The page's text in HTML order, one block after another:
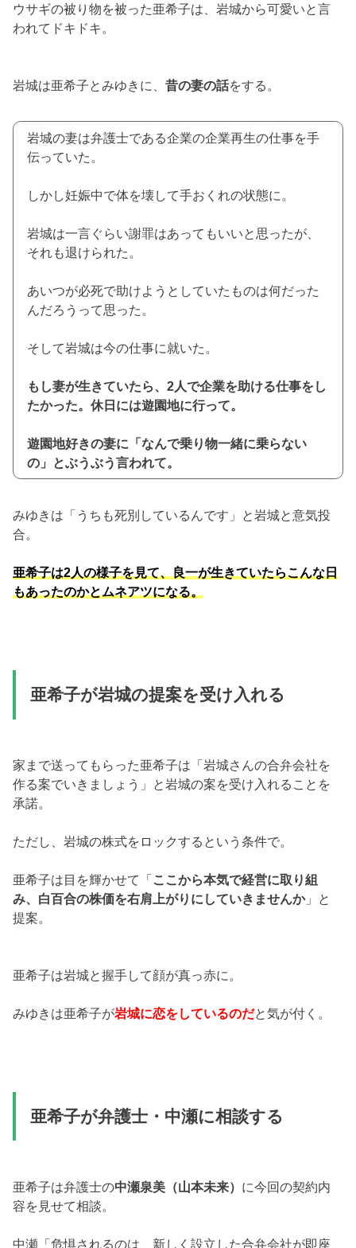
ウサギの被り物を被った亜希子は、岩城から可愛いと言
われてドキドキ。
岩城は亜希子とみゆきに、昔の妻の話をする。
岩城の妻は弁護士である企業の企業再生の仕事を手
伝っていた。
しかし妊娠中で体を壊して手おくれの状態に。
岩城は一言ぐらい謝罪はあってもいいと思ったが、
それも退けられた。
あいつが必死で助けようとしていたものは何だった
んだろうって思った。
そして岩城は今の仕事に就いた。
もし妻が生きていたら、2人で企業を助ける仕事をし
たかった。休日には遊園地に行って。
遊園地好きの妻に「なんで乗り物一緒に乗らない
の」とぶうぶう言われて。
みゆきは「うちも死別しているんです」と岩城と意気投
合。
亜希子は2人の様子を見て、良一が生きていたらこんな日
もあったのかとムネアツになる。
亜希子が岩城の提案を受け入れる
家まで送ってもらった亜希子は「岩城さんの合弁会社を
作る案でいきましょう」と岩城の案を受け入れることを
承諾。
ただし、岩城の株式をロックするという条件で。
亜希子は目を輝かせて「ここから本気で経営に取り組
み、白百合の株価を右肩上がりにしていきませんか」と
提案。
亜希子は岩城と握手して顔が真っ赤に。
みゆきは亜希子が岩城に恋をしているのだと気が付く。
亜希子が弁護士・中瀬に相談する
亜希子は弁護士の中瀬泉美（山本未来） に今回の契約内
容を見せて相談。
中瀬「危惧されるのは、新しく設立した合弁会社が即座